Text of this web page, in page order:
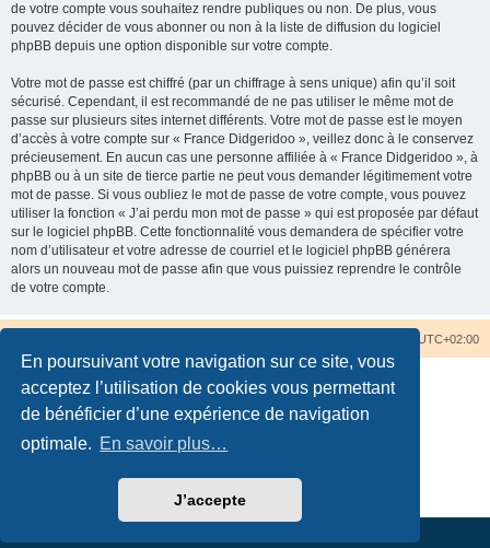
En poursuivant votre navigation sur ce site, vous
acceptez l’utilisation de cookies vous permettant
de bénéficier d’une expérience de navigation
optimale. En savoir plus…
J’accepte
de votre compte vous souhaitez rendre publiques ou non. De plus, vous
pouvez décider de vous abonner ou non à la liste de diffusion du logiciel
phpBB depuis une option disponible sur votre compte.
Votre mot de passe est chiffré (par un chiffrage à sens unique) afin qu’il soit
sécurisé. Cependant, il est recommandé de ne pas utiliser le même mot de
passe sur plusieurs sites internet différents. Votre mot de passe est le moyen
d’accès à votre compte sur « France Didgeridoo », veillez donc à le conservez
précieusement. En aucun cas une personne affiliée à « France Didgeridoo », à
phpBB ou à un site de tierce partie ne peut vous demander légitimement votre
mot de passe. Si vous oubliez le mot de passe de votre compte, vous pouvez
utiliser la fonction « J’ai perdu mon mot de passe » qui est proposée par défaut
sur le logiciel phpBB. Cette fonctionnalité vous demandera de spécifier votre
nom d’utilisateur et votre adresse de courriel et le logiciel phpBB générera
alors un nouveau mot de passe afin que vous puissiez reprendre le contrôle
de votre compte.
UTC+02:00
Traduction française officielle©
Confidentialité